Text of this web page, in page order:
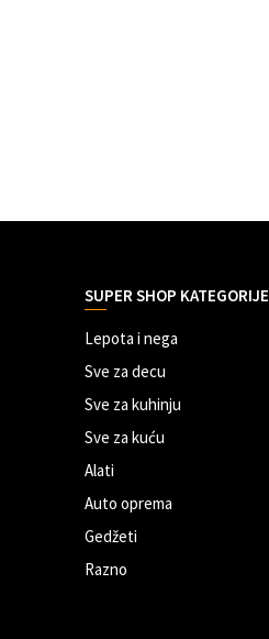
SUPER SHOP KATEGORIJE
Lepota i nega
Sve za decu
Sve za kuhinju
Sve za kuću
Alati
Auto oprema
Gedžeti
Razno